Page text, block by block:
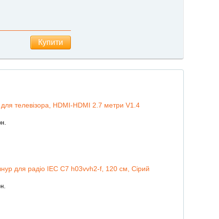
Купити
телевізора, HDMI-HDMI 2.7 метри V1.4
для радіо IEC C7 h03vvh2-f, 120 см, Сірий